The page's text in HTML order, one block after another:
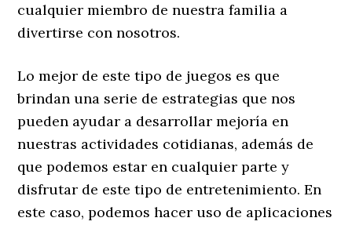
cualquier miembro de nuestra familia a
divertirse con nosotros.
Lo mejor de este tipo de juegos es que
brindan una serie de estrategias que nos
pueden ayudar a desarrollar mejoría en
nuestras actividades cotidianas, además de
que podemos estar en cualquier parte y
disfrutar de este tipo de entretenimiento. En
este caso, podemos hacer uso de aplicaciones